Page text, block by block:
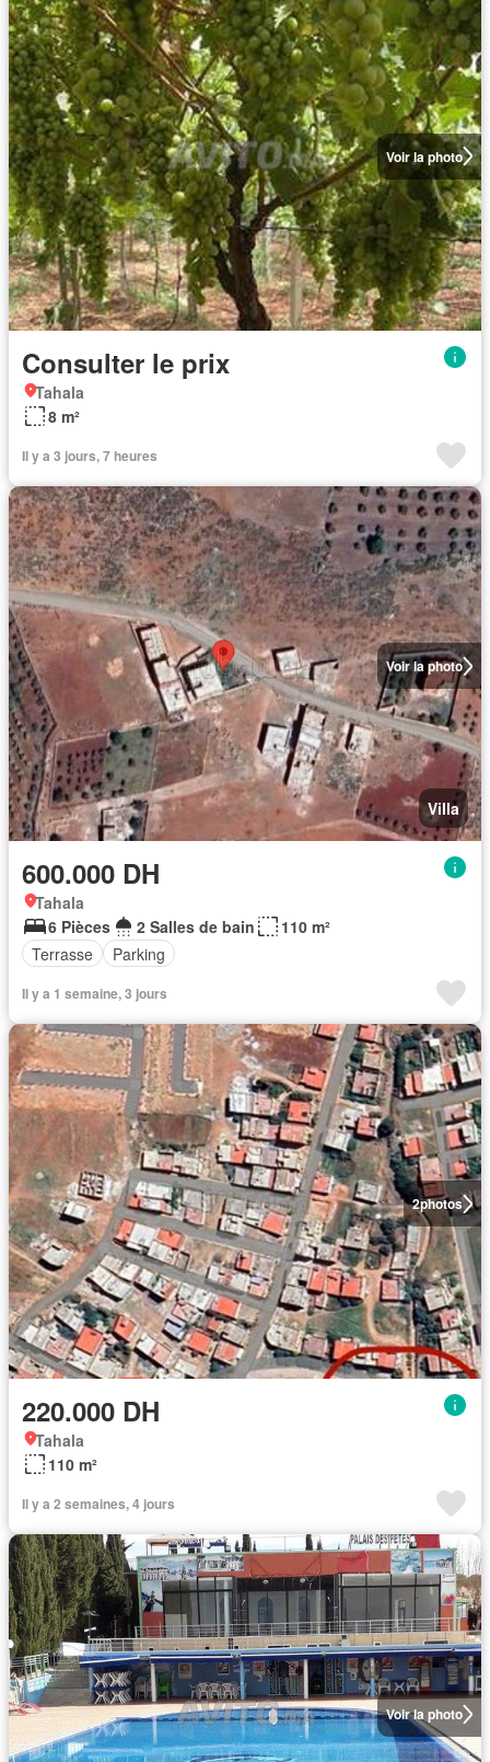
Voir la photo
Consulter le prix
Tahala
8 m²
Il y a 3 jours, 7 heures
Voir la photo
Villa
600.000 DH
Tahala
6 Pièces
2 Salles de bain
110 m²
Terrasse
Parking
Il y a 1 semaine, 3 jours
2photos
220.000 DH
Tahala
110 m²
Il y a 2 semaines, 4 jours
Voir la photo